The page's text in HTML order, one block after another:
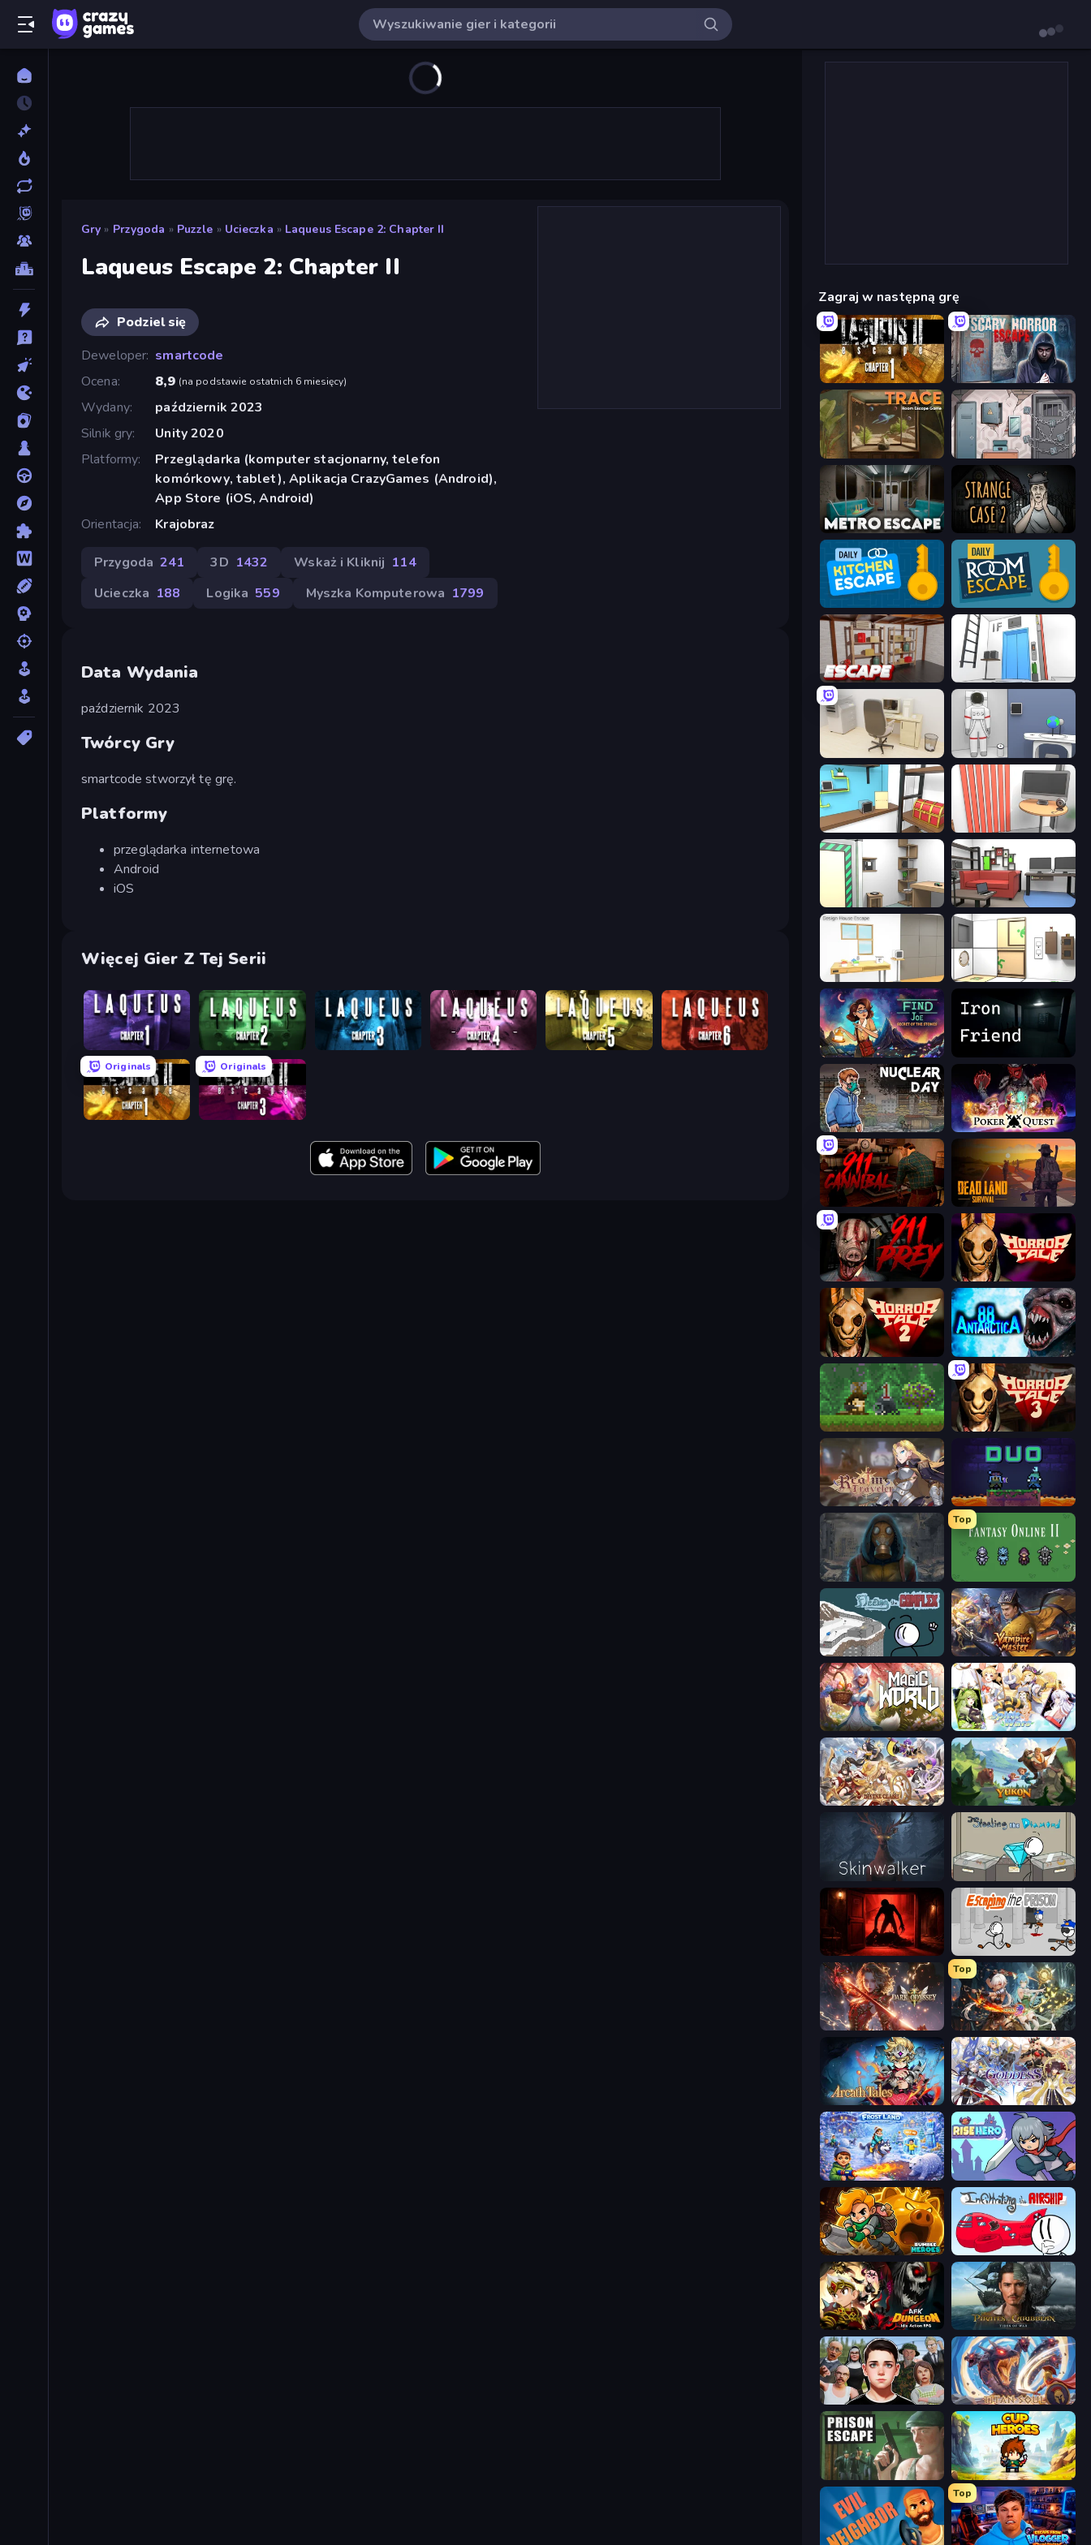
Gry » Przygoda » Puzzle » Ucieczka » Laqueus Escape 2: Chapter II
Laqueus Escape 2: Chapter II
Podziel się
Deweloper smartcode
Ocena
8,9 (na podstawie ostatnich 6 miesięcy)
Wydany
październik 2023
Silnik gry
Unity 2020
Platformy
Przeglądarka (komputer stacjonarny, telefon
komórkowy, tablet), Aplikacja CrazyGames (Android),
App Store (iOS, Android)
Orientacja
Krajobraz
Przygoda 241 3D 1432 Wskaż i Kliknij 114
Ucieczka 188 Logika 559 Myszka Komputerowa 1799
Data Wydania
październik 2023
Twórcy Gry
smartcode stworzył tę grę.
Platformy
przeglądarka internetowa
Android
iOS
Więcej Gier Z Tej Serii
Laqueus Escape: Chapter III Laqueus Escape: Chapter V Laqueus Escape: Chapter VI
Originals
Laqueus Escape 2: Chapter I
Originals
Laqueus Escape 2 - Chapter III
Zagraj w następną grę
Laqueus Escape 2: Chapter I Scary Horror Escape Room
TRACE Cube Stories: Escape
Metro Escape Escape Room: Strange Case 2
Daily Kitchen Escape Daily Room Escape
Kitchen Escape Elevator Room Escape
House Escape: Office Space Museum Escape
Game Cafe Escape Computer Office Escape
Machine Room Escape Video Studio Escape
Design House Escape Puzzle Room Escape
Find Joe: Secret of The Stones
Nuclear Day Poker Quest
911: Cannibal Dead Land: Survival
911: Prey Horror Tale
Antarctica 88
Aground
Realm Traveler Duo
Heroes of the Wasteland
Top
Fleeing the Complex Vampire Master
Magic World Spirit Wars
Divine Clash Yukon: Family Adventure
Skinwalker Stealing the Diamond
Doors Castle Escaping the Prison
Dark Odyssey
Top
Crystal Saga: Nova
Arcath Tales Goddess Connect
Frost Land - Snow Survival Rise Hero
Rumble Heroes Infiltrating the Airship
AFK Dungeon: Idle Action RPG
Schoolboy Escape: Runaway Titan Soul: Action RPG
Prison Escape Cup Heroes
Top